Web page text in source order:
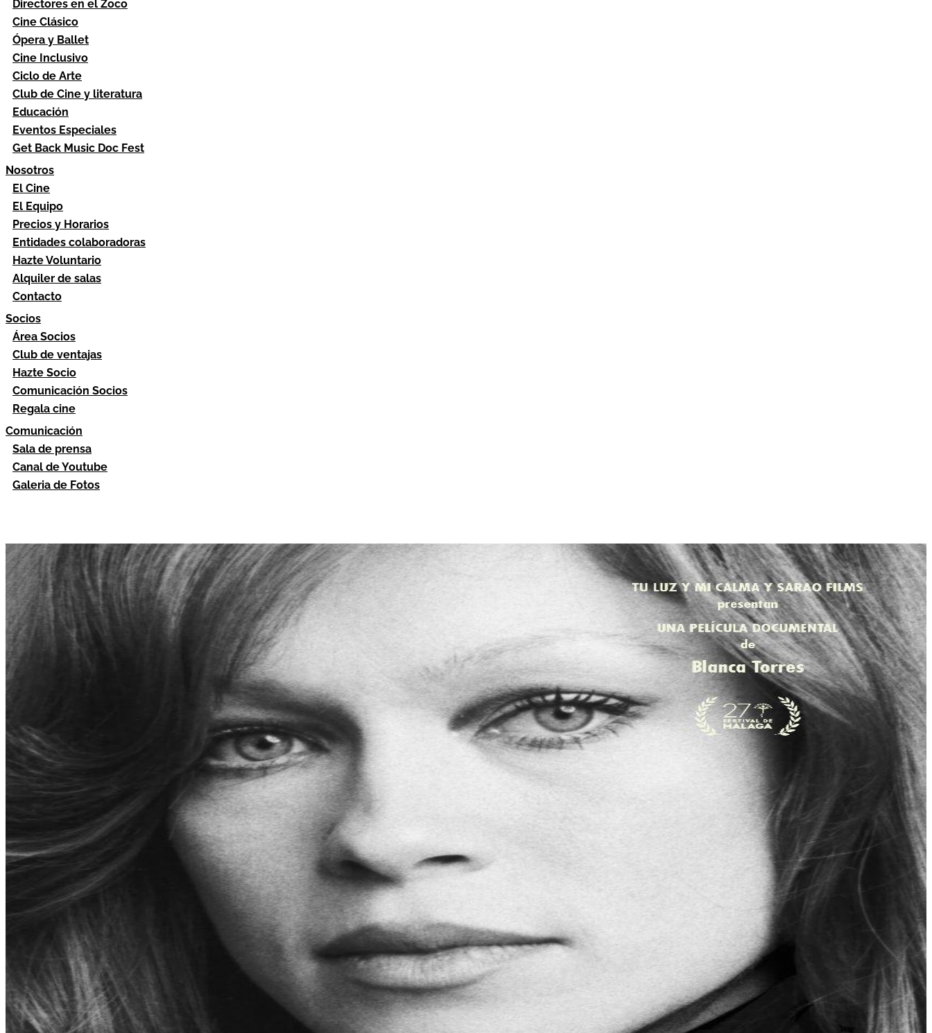
Directores en el Zoco
Cine Clásico
Ópera y Ballet
Cine Inclusivo
Ciclo de Arte
Club de Cine y literatura
Educación
Eventos Especiales
Get Back Music Doc Fest
Nosotros
El Cine
El Equipo
Precios y Horarios
Entidades colaboradoras
Hazte Voluntario
Alquiler de salas
Contacto
Socios
Área Socios
Club de ventajas
Hazte Socio
Comunicación Socios
Regala cine
Comunicación
Sala de prensa
Canal de Youtube
Galeria de Fotos